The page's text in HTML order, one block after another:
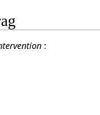
: